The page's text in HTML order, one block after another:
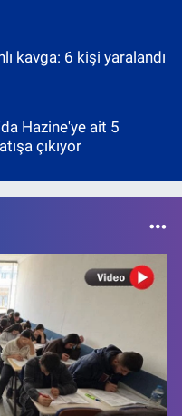
kavga: 6 kişi yaralandı
Hazine'ye ait 5
çıkıyor